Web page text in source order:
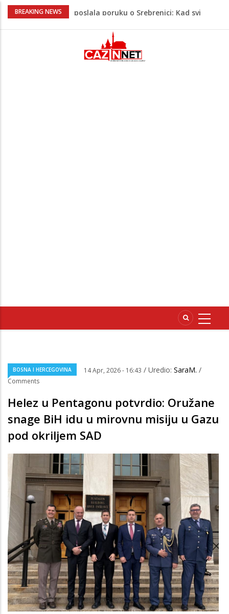
BREAKING NEWS
Na Ahiret preselio RAMIĆ (SAFETA) SENAD
BMW sa slovenskim tablicama završio u
rasvjetnom stubu
Evo gdje i kada nestaje struja u Krajini
BOSNA I HERCEGOVINA 14 Apr, 2026 - 16:43 / Uredio: SaraM. /
Comments
Helez u Pentagonu potvrdio: Oružane
snage BiH idu u mirovnu misiju u Gazu
pod okriljem SAD